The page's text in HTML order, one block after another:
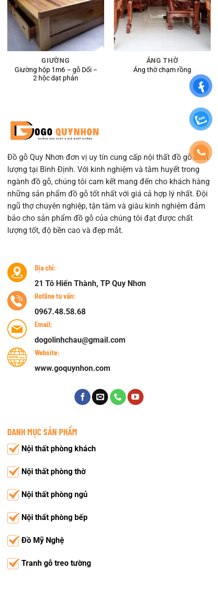
GIƯỜNG
Giường hộp 1m6 – gỗ Dổi –
2 hộc dạt phản
ÁNG THỜ
Áng thờ chạm rồng
Đồ gỗ Quy Nhơn đơn vị uy tín cung cấp nội thất đồ gỗ chất
lượng tại Bình Định. Với kinh nghiệm và tâm huyết trong
ngành đồ gỗ, chúng tôi cam kết mang đến cho khách hàng
những sản phẩm đồ gỗ tốt nhất với giá cả hợp lý nhất. Đội
ngũ thợ chuyên nghiệp, tận tâm và giàu kinh nghiệm đảm
bảo cho sản phẩm đồ gỗ của chúng tôi đạt được chất
lượng tốt, độ bền cao và đẹp mắt.
Địa chỉ:
21 Tô Hiến Thành, TP Quy Nhơn
Hotline tư vấn:
0967.48.58.68
Email:
dogolinhchau@gmail.com
Website:
www.goquynhon.com
DANH MỤC SẢN PHẨM
Nội thất phòng khách
Nội thất phòng thờ
Nội thất phòng ngủ
Nội thất phòng bếp
Đồ Mỹ Nghệ
Tranh gỗ treo tường